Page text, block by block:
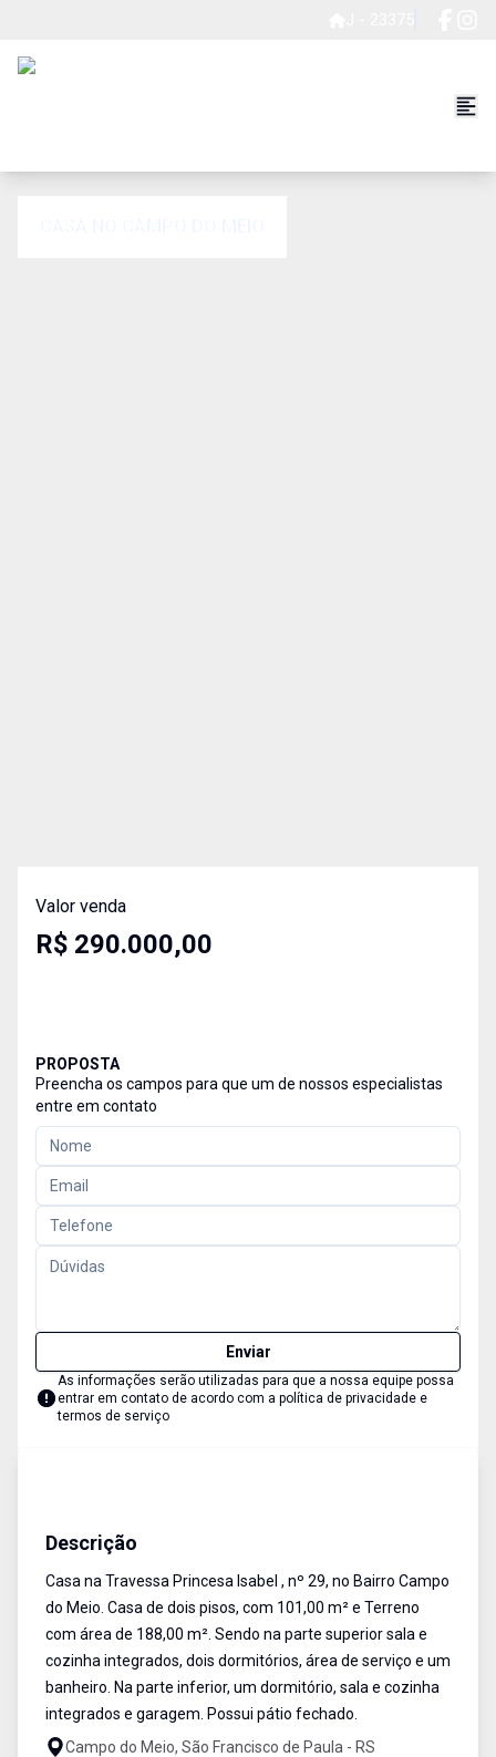
Valor venda
R$ 290.000,00
PROPOSTA
Preencha os campos para que um de nossos especialistas
entre em contato
Enviar
As informações serão utilizadas para que a nossa equipe possa
entrar em contato de acordo com a política de privacidade e
termos de serviço
Descrição
Casa na Travessa Princesa Isabel , nº 29, no Bairro Campo
do Meio. Casa de dois pisos, com 101,00 m² e Terreno
com área de 188,00 m². Sendo na parte superior sala e
cozinha integrados, dois dormitórios, área de serviço e um
banheiro. Na parte inferior, um dormitório, sala e cozinha
integrados e garagem. Possui pátio fechado.
Campo do Meio, São Francisco de Paula - RS